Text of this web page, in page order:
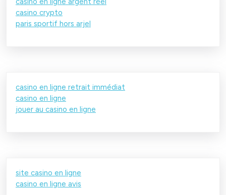
casino crypto
paris sportif hors arjel
casino en ligne retrait immédiat
casino en ligne
jouer au casino en ligne
site casino en ligne
casino en ligne avis